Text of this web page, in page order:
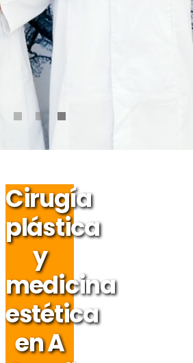
Cirugía
plástica
y
medicina
estética
en A